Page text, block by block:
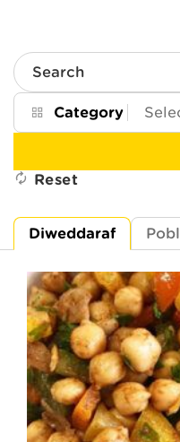
Search
Category
Reset
Diweddaraf